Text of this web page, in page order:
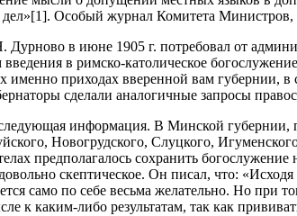
Особый журнал Комитета
в июне 1905 г. потребовал от
в римско-католическое
именно приходах вверенной вам
сделали аналогичные запросы
информация. В Минской
Новогрудского, Слуцкого,
предполагалось сохранить
скептическое. Он писал, что:
само по себе весьма желательно. Но
к каким-либо результатам, так как